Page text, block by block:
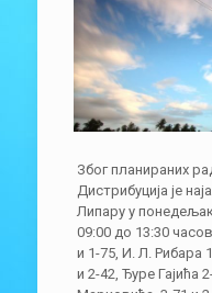
Због планираних
Дистрибуција је
Липару у
09:00 до 13:30
и 1-75, И. Л. Рибара
и 2-42, Ђуре Гајића